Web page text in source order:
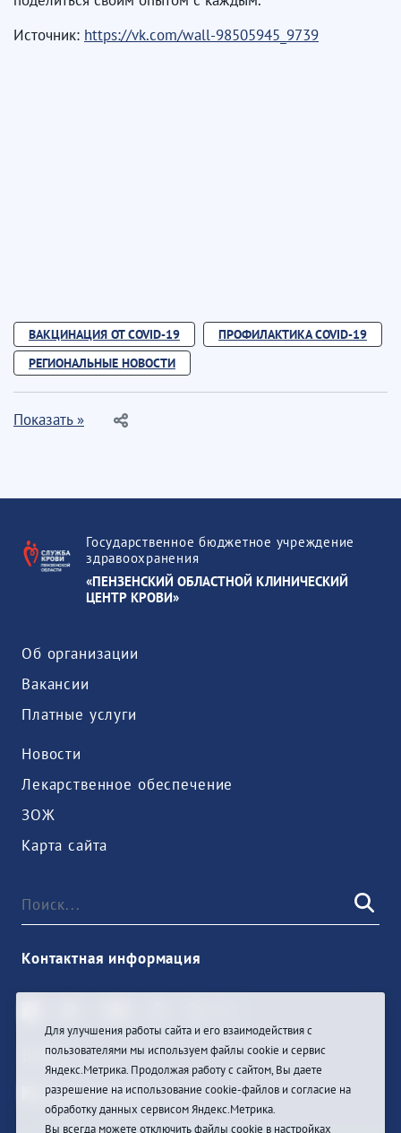
Источник: https://vk.com/wall-98505945_9739
ВАКЦИНАЦИЯ ОТ COVID-19
ПРОФИЛАКТИКА COVID-19
РЕГИОНАЛЬНЫЕ НОВОСТИ
Показать »
Государственное бюджетное учреждение
здравоохранения
«ПЕНЗЕНСКИЙ ОБЛАСТНОЙ КЛИНИЧЕСКИЙ
ЦЕНТР КРОВИ»
Об организации
Вакансии
Платные услуги
Новости
Лекарственное обеспечение
ЗОЖ
Карта сайта
Контактная информация
Войти
Для улучшения работы сайта и его взаимодействия с
пользователями мы используем файлы cookie и сервис
Яндекс.Метрика. Продолжая работу с сайтом, Вы даете
разрешение на использование cookie-файлов и согласие на
обработку данных сервисом Яндекс.Метрика.
Вы всегда можете отключить файлы cookie в настройках